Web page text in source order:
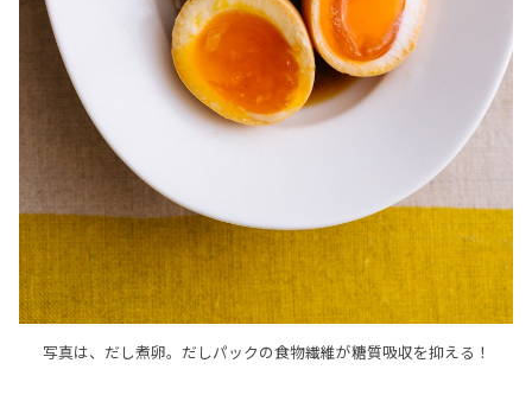
写真は、だし煮卵。だしパックの食物繊維が糖質吸収を抑える！